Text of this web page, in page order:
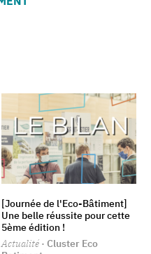
[Journée de l'Eco-Bâtiment]
Une belle réussite pour cette
5ème édition !
Actualité · Cluster Eco